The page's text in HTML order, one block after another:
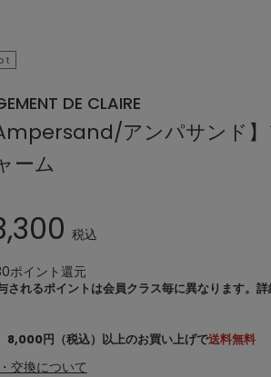
DE CLAIRE
Ampersand/アンパサンド
ーム
税込
ポイント還元
されるポイントは会員クラス毎に異なります。 詳
8,000円（税込）以上のお買い上げで送料無料
交換について